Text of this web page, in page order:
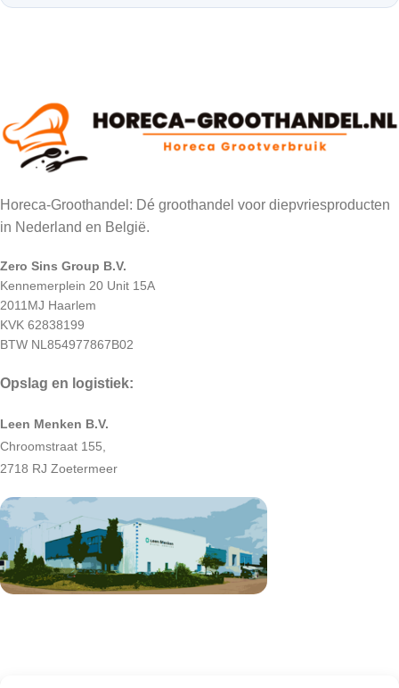
Horeca-Groothandel: Dé groothandel voor diepvriesproducten
in Nederland en België.
Zero Sins Group B.V.
Kennemerplein 20 Unit 15A
2011MJ Haarlem
KVK 62838199
BTW NL854977867B02
Opslag en logistiek:
Leen Menken B.V.
Chroomstraat 155,
2718 RJ Zoetermeer